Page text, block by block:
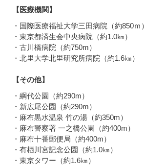
【医療機関】
・国際医療福祉大学三田病院（約850ｍ）
・東京都済生会中央病院（約1.0㎞）
・古川橋病院（約750m）
・北里大学北里研究所病院（約1.6㎞）
【その他】
・綱代公園（約290m）
・新広尾公園（約290m）
・麻布黒水温泉 竹の湯（約350m）
・麻布警察署 一之橋公園（約400m）
・麻布十番郵便局（約400m）
・有栖川宮記念公園（約1.0㎞）
・東京タワー（約1.6㎞）